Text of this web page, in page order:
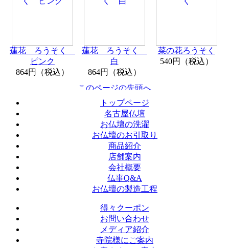
蓮花 ろうそく
ピンク
864円（税込）
蓮花 ろうそく
白
864円（税込）
菜の花ろうそく
540円（税込）
トップページ
名古屋仏壇
お仏壇の洗濯
お仏壇のお引取り
商品紹介
店舗案内
会社概要
仏事Q&A
お仏壇の製造工程
得々クーポン
お問い合わせ
メディア紹介
寺院様にご案内